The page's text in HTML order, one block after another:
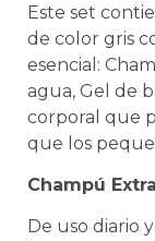
Este set
de color gris
esencial:
agua, Gel de
corporal que
que los
Champú
De uso diario